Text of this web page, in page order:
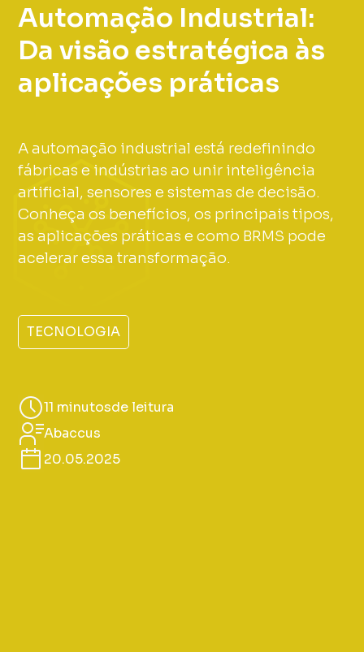
Automação Industrial:
Da visão estratégica às
aplicações práticas
A automação industrial está redefinindo
fábricas e indústrias ao unir inteligência
artificial, sensores e sistemas de decisão.
Conheça os benefícios, os principais tipos,
as aplicações práticas e como BRMS pode
acelerar essa transformação.
TECNOLOGIA
11 minutosde leitura
Abaccus
20.05.2025